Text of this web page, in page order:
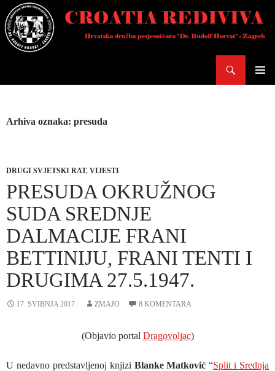
Skoči
do
sadržaja
Arhiva oznaka: presuda
DRUGI SVJETSKI RAT, VIJESTI
PRESUDA OKRUŽNOG
SUDA SREDNJE
DALMACIJE FRANI
BETTINIJU, FRANI TENTI I
DRUGIMA 27.5.1947.
17. SVIBNJA 2017. ZMAJO 8 KOMENTARA
(Objavio portal Dragovoljac)
U nedavno predstavljenoj knjizi Blanke Matković “Split i Srednja